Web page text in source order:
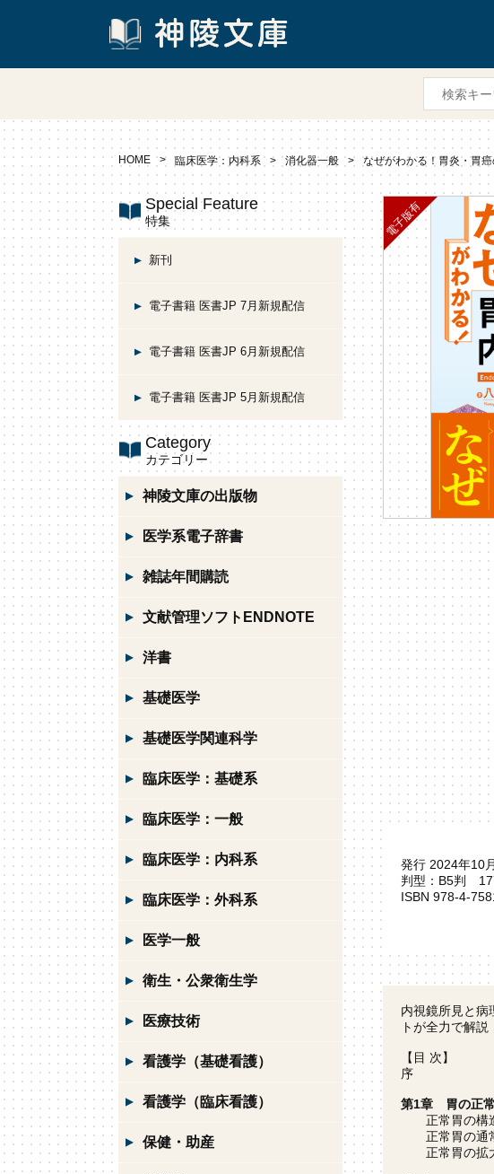
HOME 臨床医学：内科系 消化器一般 なぜがわかる！胃炎・胃
発行 2024年10月
判型：B5判
ISBN 978-4-
内視鏡所見と病
トが全力で解
【目 次】
序
第1章 胃の正
正常胃の構
正常胃の通
正常胃の拡
Special Feature
特集
新刊
電子書籍 医書JP 7月新規配信
電子書籍 医書JP 6月新規配信
電子書籍 医書JP 5月新規配信
Category
カテゴリー
神陵文庫の出版物
医学系電子辞書
雑誌年間購読
文献管理ソフトENDNOTE
洋書
基礎医学
基礎医学関連科学
臨床医学：基礎系
臨床医学：一般
臨床医学：内科系
臨床医学：外科系
医学一般
衛生・公衆衛生学
医療技術
看護学（基礎看護）
看護学（臨床看護）
保健・助産